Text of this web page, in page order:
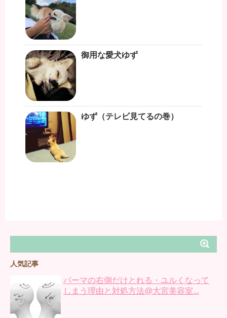
御用な愛犬ゆず
ゆず（テレビ見てるの巻）
人気記事
パーマの右側だけとれる・ユルくなって
しまう理由と対処方法@大宮美容室...